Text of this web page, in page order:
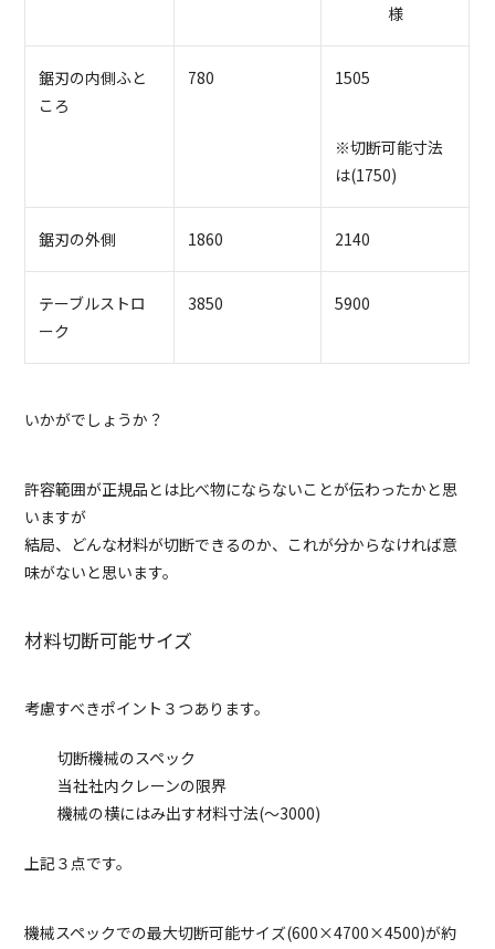
様
鋸刃の内側ふと
ころ
780 1505
※切断可能寸法
は(1750)
鋸刃の外側 1860 2140
テーブルストロ
ーク
3850 5900
いかがでしょうか？
許容範囲が正規品とは比べ物にならないことが伝わったかと思
いますが
結局、どんな材料が切断できるのか、これが分からなければ意
味がないと思います。
材料切断可能サイズ
考慮すべきポイント３つあります。
切断機械のスペック
当社社内クレーンの限界
機械の横にはみ出す材料寸法(～3000)
上記３点です。
機械スペックでの最大切断可能サイズ(600×4700×4500)が約